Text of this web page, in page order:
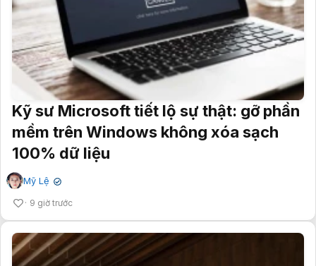
Kỹ sư Microsoft tiết lộ sự thật: gỡ phần
mềm trên Windows không xóa sạch
100% dữ liệu
Mỹ Lệ ✔
9 giờ trước